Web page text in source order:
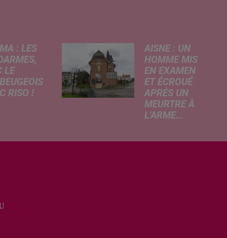
: LES
LE
RISO !
bande
À cette
AISNE : UN
HOMME MIS
EN EXAMEN
ET ÉCROUÉ
APRÈS UN
MEURTRE À
L'ARME...
produit au cours